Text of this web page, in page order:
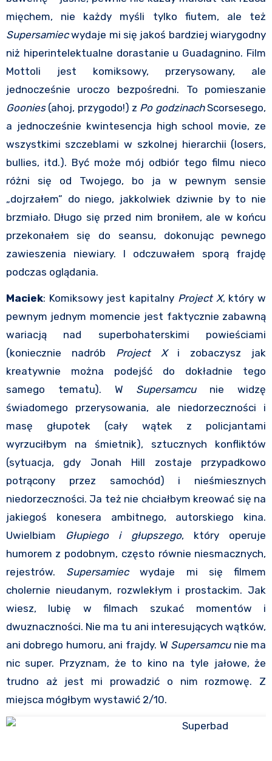
mięchem, nie każdy myśli tylko fiutem, ale też
Supersamiecwydaje mi się jakoś bardziej wiarygodny
niż hiperintelektualne dorastanie u Guadagnino. Film
Mottoli jest komiksowy, przerysowany, ale
jednocześnie uroczo bezpośredni. To pomieszanie
Goonies(ahoj, przygodo!) z Po godzinachScorsesego,
a jednocześnie kwintesencja high school movie, ze
wszystkimi szczeblami w szkolnej hierarchii (losers,
bullies, itd.). Być może mój odbiór tego filmu nieco
różni się od Twojego, bo ja w pewnym sensie
„dojrzałem” do niego, jakkolwiek dziwnie by to nie
brzmiało. Długo się przed nim broniłem, ale w końcu
przekonałem się do seansu, dokonując pewnego
zawieszenia niewiary. I odczuwałem sporą frajdę
podczas oglądania.
Maciek: Komiksowy jest kapitalny Project X, który w
pewnym jednym momencie jest faktycznie zabawną
wariacją nad superbohaterskimi powieściami
(koniecznie nadrób Project Xi zobaczysz jak
kreatywnie można podejść do dokładnie tego
samego tematu). W Supersamcunie widzę
świadomego przerysowania, ale niedorzeczności i
masę głupotek (cały wątek z policjantami
wyrzuciłbym na śmietnik), sztucznych konfliktów
(sytuacja, gdy Jonah Hill zostaje przypadkowo
potrącony przez samochód) i nieśmiesznych
niedorzeczności. Ja też nie chciałbym kreować się na
jakiegoś konesera ambitnego, autorskiego kina.
Uwielbiam Głupiego i głupszego, który operuje
humorem z podobnym, często równie niesmacznych,
rejestrów. Supersamiecwydaje mi się filmem
cholernie nieudanym, rozwlekłym i prostackim. Jak
wiesz, lubię w filmach szukać momentów i
dwuznaczności. Nie ma tu ani interesujących wątków,
ani dobrego humoru, ani frajdy. W Supersamcunie ma
nic super. Przyznam, że to kino na tyle jałowe, że
trudno aż jest mi prowadzić o nim rozmowę. Z
miejsca mógłbym wystawić 2/10.